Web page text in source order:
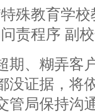
殊教育学
责程序 副
期、糊弄客
没证据，将
管局保持沟